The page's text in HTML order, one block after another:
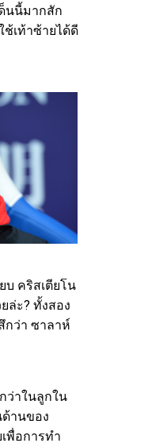
นนี้มากสัก
เท้าซ้ายได้ดี
บ คริสเตียโน
ล่ะ? ทั้งสอง
กว่า ซาลาห์
ว่าในลูกใน
ด้านของ
พื่อการทำ